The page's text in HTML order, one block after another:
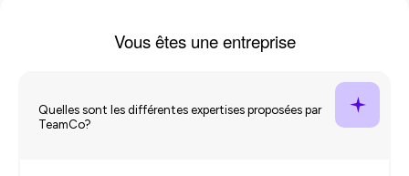
Vous êtes uneentreprise
Quelles sont les différentes expertises proposées par
TeamCo?